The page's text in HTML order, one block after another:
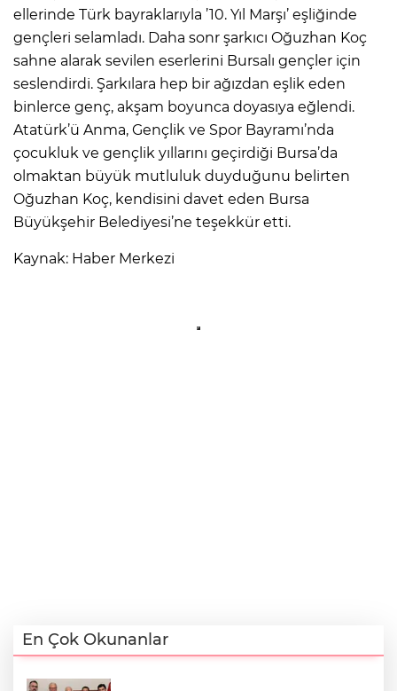
ellerinde Türk bayraklarıyla ’10. Yıl Marşı’ eşliğinde
gençleri selamladı. Daha sonr şarkıcı Oğuzhan Koç
sahne alarak sevilen eserlerini Bursalı gençler için
seslendirdi. Şarkılara hep bir ağızdan eşlik eden
binlerce genç, akşam boyunca doyasıya eğlendi.
Atatürk’ü Anma, Gençlik ve Spor Bayramı’nda
çocukluk ve gençlik yıllarını geçirdiği Bursa’da
olmaktan büyük mutluluk duyduğunu belirten
Oğuzhan Koç, kendisini davet eden Bursa
Büyükşehir Belediyesi’ne teşekkür etti.
Kaynak: Haber Merkezi
En Çok Okunanlar